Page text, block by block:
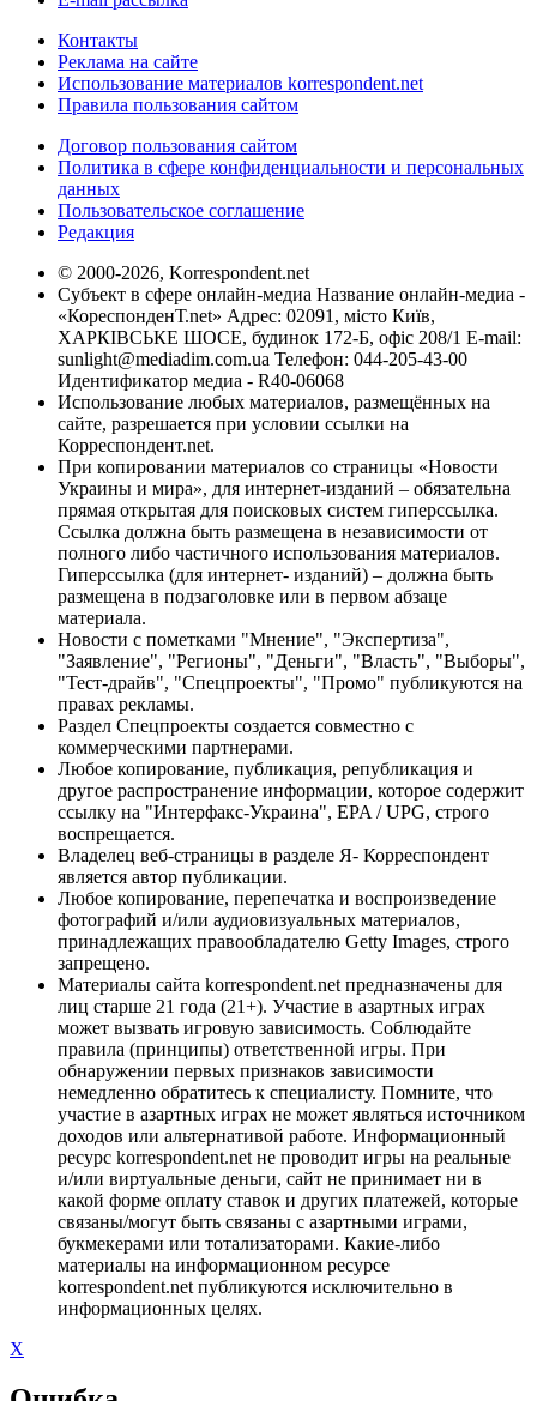
Контакты
Реклама на сайте
Использование материалов korrespondent.net
Правила пользования сайтом
Договор пользования сайтом
Политика в сфере конфиденциальности и персональных
данных
Пользовательское соглашение
Редакция
© 2000-2026, Korrespondent.net
Субъект в сфере онлайн-медиа Название онлайн-медиа -
«КореспонденТ.net» Адрес: 02091, місто Київ,
ХАРКІВСЬКЕ ШОСЕ, будинок 172-Б, офіс 208/1 E-mail:
sunlight@mediadim.com.ua Телефон: 044-205-43-00
Идентификатор медиа - R40-06068
Использование любых материалов, размещённых на
сайте, разрешается при условии ссылки на
Корреспондент.net.
При копировании материалов со страницы «Новости
Украины и мира», для интернет-изданий – обязательна
прямая открытая для поисковых систем гиперссылка.
Ссылка должна быть размещена в независимости от
полного либо частичного использования материалов.
Гиперссылка (для интернет- изданий) – должна быть
размещена в подзаголовке или в первом абзаце
материала.
Новости с пометками "Мнение", "Экспертиза",
"Заявление", "Регионы", "Деньги", "Власть", "Выборы",
"Тест-драйв", "Спецпроекты", "Промо" публикуются на
правах рекламы.
Раздел Спецпроекты создается совместно с
коммерческими партнерами.
Любое копирование, публикация, републикация и
другое распространение информации, которое содержит
ссылку на "Интерфакс-Украина", EPA / UPG, строго
воспрещается.
Владелец веб-страницы в разделе Я- Корреспондент
является автор публикации.
Любое копирование, перепечатка и воспроизведение
фотографий и/или аудиовизуальных материалов,
принадлежащих правообладателю Getty Images, строго
запрещено.
Материалы сайта korrespondent.net предназначены для
лиц старше 21 года (21+). Участие в азартных играх
может вызвать игровую зависимость. Соблюдайте
правила (принципы) ответственной игры. При
обнаружении первых признаков зависимости
немедленно обратитесь к специалисту. Помните, что
участие в азартных играх не может являться источником
доходов или альтернативой работе. Информационный
ресурс korrespondent.net не проводит игры на реальные
и/или виртуальные деньги, сайт не принимает ни в
какой форме оплату ставок и других платежей, которые
связаны/могут быть связаны с азартными играми,
букмекерами или тотализаторами. Какие-либо
материалы на информационном ресурсе
korrespondent.net публикуются исключительно в
информационных целях.
X